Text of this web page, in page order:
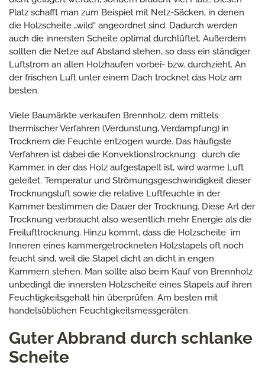
Platz schafft man zum Beispiel mit Netz-Säcken, in denen
die Holzscheite „wild“ angeordnet sind. Dadurch werden
auch die innersten Scheite optimal durchlüftet. Außerdem
sollten die Netze auf Abstand stehen, so dass ein ständiger
Luftstrom an allen Holzhaufen vorbei- bzw. durchzieht. An
der frischen Luft unter einem Dach trocknet das Holz am
besten.
Viele Baumärkte verkaufen Brennholz, dem mittels
thermischer Verfahren (Verdunstung, Verdampfung) in
Trocknern die Feuchte entzogen wurde. Das häufigste
Verfahren ist dabei die Konvektionstrocknung: durch die
Kammer, in der das Holz aufgestapelt ist, wird warme Luft
geleitet. Temperatur und Strömungsgeschwindigkeit dieser
Trocknungsluft sowie die relative Luftfeuchte in der
Kammer bestimmen die Dauer der Trocknung. Diese Art der
Trocknung verbraucht also wesentlich mehr Energie als die
Freilufttrocknung. Hinzu kommt, dass die Holzscheite im
Inneren eines kammergetrockneten Holzstapels oft noch
feucht sind, weil die Stapel dicht an dicht in engen
Kammern stehen. Man sollte also beim Kauf von Brennholz
unbedingt die innersten Holzscheite eines Stapels auf ihren
Feuchtigkeitsgehalt hin überprüfen. Am besten mit
handelsüblichen Feuchtigkeitsmessgeräten.
Guter Abbrand durch schlanke
Scheite